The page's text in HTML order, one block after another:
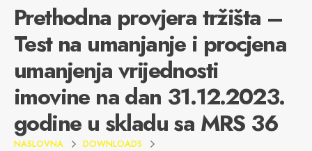
Prethodna provjera tržišta –
Test na umanjanje i procjena
umanjenja vrijednosti
imovine na dan 31.12.2023.
godine u skladu sa MRS 36
NASLOVNA
DOWNLOADS